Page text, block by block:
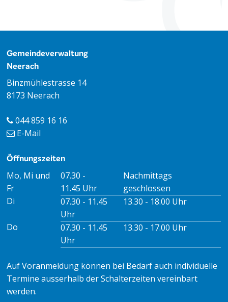
Footer
Gemeindeverwaltung
Neerach
Binzmühlestrasse 14
8173 Neerach
044 859 16 16
E-Mail
Öffnungszeiten
Öffnungszeiten Vormittag Öffnungszeiten
Mo, Mi und
Fr
07.30 -
11.45 Uhr
Nachmittags
geschlossen
Di
07.30 - 11.45
Uhr
13.30 - 18.00 Uhr
Do
07.30 - 11.45
Uhr
13.30 - 17.00 Uhr
Auf Voranmeldung können bei Bedarf auch individuelle
Termine ausserhalb der Schalterzeiten vereinbart
werden.